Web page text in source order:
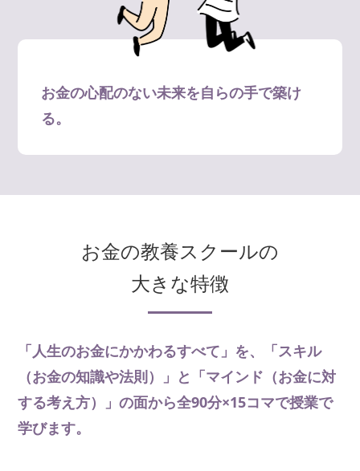
お金の心配のない未来を自らの手で築け
る。
お金の教養スクールの
大きな特徴
「人生のお金にかかわるすべて」を、「スキル
（お金の知識や法則）」と「マインド（お金に対
する考え方）」の面から全90分×15コマで授業で
学びます。